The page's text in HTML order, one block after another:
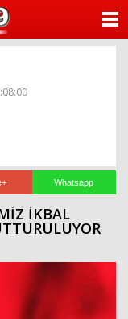
Whatsapp
İKBAL
YAZARLAR
VİDEO GALERİ